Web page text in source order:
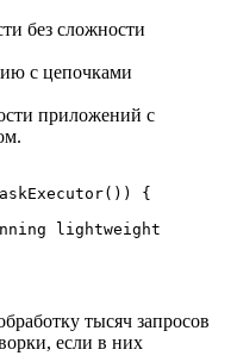
без сложности
с цепочками
приложений с
{
тысяч запросов
если в них